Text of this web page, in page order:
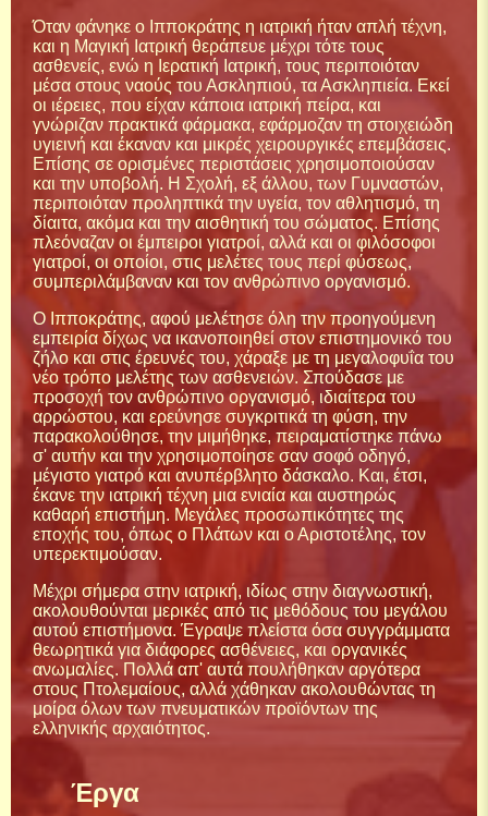
Όταν φάνηκε ο Ιπποκράτης η ιατρική ήταν απλή τέχνη,
και η Μαγική Ιατρική θεράπευε μέχρι τότε τους
ασθενείς, ενώ η Ιερατική Ιατρική, τους περιποιόταν
μέσα στους ναούς του Ασκληπιού, τα Ασκληπιεία. Εκεί
οι ιέρειες, που είχαν κάποια ιατρική πείρα, και
γνώριζαν πρακτικά φάρμακα, εφάρμοζαν τη στοιχειώδη
υγιεινή και έκαναν και μικρές χειρουργικές επεμβάσεις.
Επίσης σε ορισμένες περιστάσεις χρησιμοποιούσαν
και την υποβολή. Η Σχολή, εξ άλλου, των Γυμναστών,
περιποιόταν προληπτικά την υγεία, τον αθλητισμό, τη
δίαιτα, ακόμα και την αισθητική του σώματος. Επίσης
πλεόναζαν οι έμπειροι γιατροί, αλλά και οι φιλόσοφοι
γιατροί, οι οποίοι, στις μελέτες τους περί φύσεως,
συμπεριλάμβαναν και τον ανθρώπινο οργανισμό.
Ο Ιπποκράτης, αφού μελέτησε όλη την προηγούμενη
εμπειρία δίχως να ικανοποιηθεί στον επιστημονικό του
ζήλο και στις έρευνές του, χάραξε με τη μεγαλοφυΐα του
νέο τρόπο μελέτης των ασθενειών. Σπούδασε με
προσοχή τον ανθρώπινο οργανισμό, ιδιαίτερα του
αρρώστου, και ερεύνησε συγκριτικά τη φύση, την
παρακολούθησε, την μιμήθηκε, πειραματίστηκε πάνω
σ' αυτήν και την χρησιμοποίησε σαν σοφό οδηγό,
μέγιστο γιατρό και ανυπέρβλητο δάσκαλο. Και, έτσι,
έκανε την ιατρική τέχνη μια ενιαία και αυστηρώς
καθαρή επιστήμη. Μεγάλες προσωπικότητες της
εποχής του, όπως ο Πλάτων και ο Αριστοτέλης, τον
υπερεκτιμούσαν.
Μέχρι σήμερα στην ιατρική, ιδίως στην διαγνωστική,
ακολουθούνται μερικές από τις μεθόδους του μεγάλου
αυτού επιστήμονα. Έγραψε πλείστα όσα συγγράμματα
θεωρητικά για διάφορες ασθένειες, και οργανικές
ανωμαλίες. Πολλά απ' αυτά πουλήθηκαν αργότερα
στους Πτολεμαίους, αλλά χάθηκαν ακολουθώντας τη
μοίρα όλων των πνευματικών προϊόντων της
ελληνικής αρχαιότητος.
Έργα